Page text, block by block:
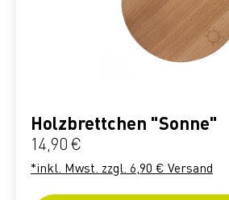
Holzbrettchen "Sonne"
Regulärer Preis:
14,90 €
*inkl. Mwst. zzgl. 6,90 € Versand